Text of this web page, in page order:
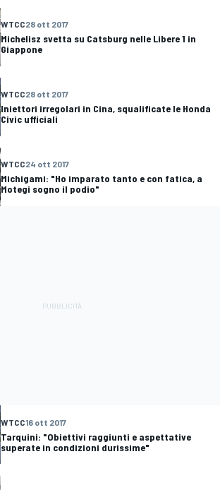
WTCC28 ott 2017
Michelisz svetta su Catsburg nelle Libere 1 in
Giappone
WTCC28 ott 2017
Iniettori irregolari in Cina, squalificate le Honda
Civic ufficiali
WTCC24 ott 2017
Michigami: "Ho imparato tanto e con fatica, a
Motegi sogno il podio"
WTCC16 ott 2017
Tarquini: "Obiettivi raggiunti e aspettative
superate in condizioni durissime"